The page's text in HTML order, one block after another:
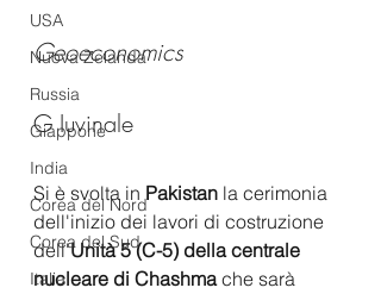
USA
Nuova Zelanda
Russia
Giappone
India
Corea del Nord
Corea del Sud
Italia
Geoeconomics
G Iuvinale
Si è svolta in Pakistan la cerimonia
dell'inizio dei lavori di costruzione
dell'Unità 5 (C-5) della centrale
nucleare di Chashma che sarà